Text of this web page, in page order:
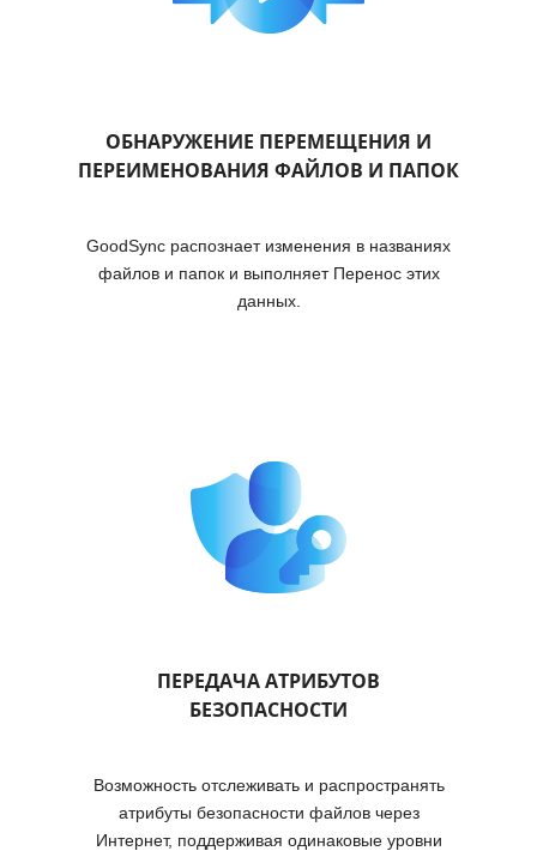
ОБНАРУЖЕНИЕ ПЕРЕМЕЩЕНИЯ И
ПЕРЕИМЕНОВАНИЯ ФАЙЛОВ И ПАПОК
GoodSync распознает изменения в названиях
файлов и папок и выполняет Перенос этих
данных.
ПЕРЕДАЧА АТРИБУТОВ
БЕЗОПАСНОСТИ
Возможность отслеживать и распространять
атрибуты безопасности файлов через
Интернет, поддерживая одинаковые уровни